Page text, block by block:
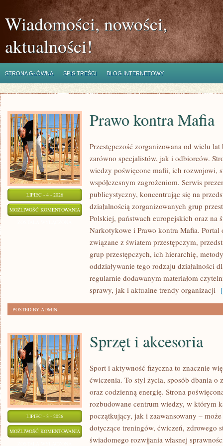
Wiadomości, nowości,
aktualności!
STRONA GŁÓWNA SPIS TREŚCI BLOG INTERNETOWY
LIPIEC - 4 - 2026
MOŻLIWOŚĆ KOMENTOWANIA PRAWO
KONTRA
MAFIA
Prawo kontra Mafia
Przestępczość zorganizowana od wielu
zarówno specjalistów, jak i odbiorców.
wiedzy poświęcone mafii, ich rozwojowi,
współczesnym zagrożeniom. Serwis
publicystyczny, koncentrując się na
działalnością zorganizowanych grup
Polskiej, państwach europejskich oraz na
Narkotykowe i Prawo kontra Mafia.
związane z światem przestępczym,
grup przestępczych, ich hierarchię,
oddziaływanie tego rodzaju działalności
regularnie dodawanym materiałom
sprawy, jak i aktualne trendy organizacji
POSTED BY ADMIN
LIPIEC - 3 - 2026
MOŻLIWOŚĆ KOMENTOWANIA SPRZĘT
Sprzęt i akcesoria
Sport i aktywność fizyczna to znacznie
ćwiczenia. To styl życia, sposób dbania o
oraz codzienną energię. Strona
rozbudowane centrum wiedzy, w którym
początkujący, jak i zaawansowany –
dotyczące treningów, ćwiczeń, zdrowego
świadomego rozwijania własnej